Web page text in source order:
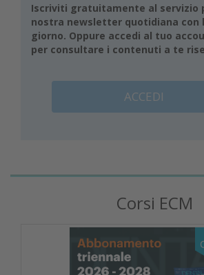
Iscriviti gratuitamente al servizio
nostra newsletter quotidiana con
giorno. Oppure accedi al tuo
per consultare i contenuti a te
ACCEDI
Corsi ECM